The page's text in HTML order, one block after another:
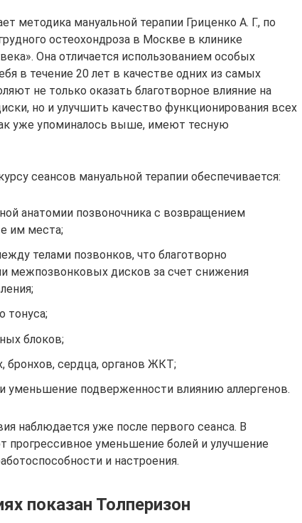
методика мануальной терапии Гриценко А. Г., по
остеохондроза в Москве в клинике
Она отличается использованием особых
в течение 20 лет в качестве одних из самых
не только оказать благотворное влияние на
но и улучшить качество функционирования всех
уже упоминалось выше, имеют тесную
сеансов мануальной терапии обеспечивается:
анатомии позвоночника с возвращением
им места;
телами позвонков, что благотворно
межпозвонковых дисков за счет снижения
тонуса;
блоков;
бронхов, сердца, органов ЖКТ;
подверженности влиянию аллергенов.
наблюдается уже после первого сеанса. В
уменьшение болей и улучшение
и настроения.
показан Толперизон